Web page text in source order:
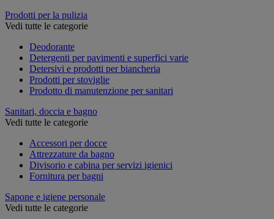
Prodotti per la pulizia
Vedi tutte le categorie
Deodorante
Detergenti per pavimenti e superfici varie
Detersivi e prodotti per biancheria
Prodotti per stoviglie
Prodotto di manutenzione per sanitari
Sanitari, doccia e bagno
Vedi tutte le categorie
Accessori per docce
Attrezzature da bagno
Divisorio e cabina per servizi igienici
Fornitura per bagni
Sapone e igiene personale
Vedi tutte le categorie